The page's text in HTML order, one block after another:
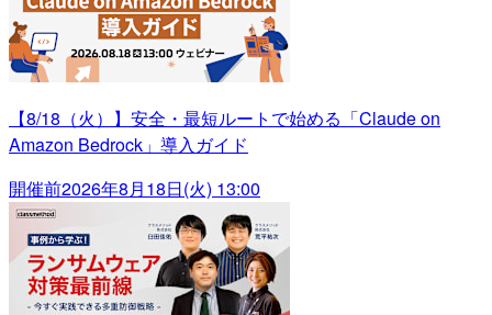
【8/18（火）】安全・最短ルートで始める「Claude on
Amazon Bedrock」導入ガイド
開催前2026年8月18日(火) 13:00